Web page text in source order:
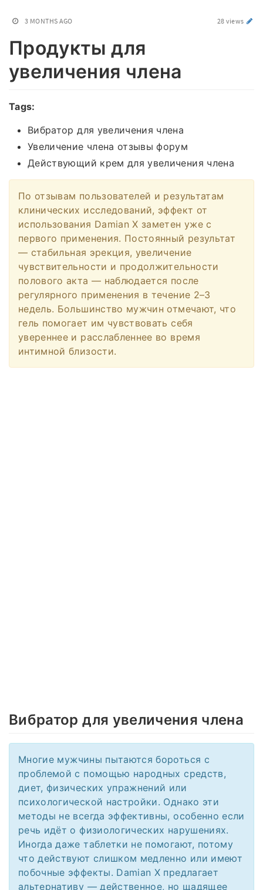
3 MONTHS AGO 28 views
Продукты для
увеличения члена
Tags:
Вибратор для увеличения члена
Увеличение члена отзывы форум
Действующий крем для увеличения члена
По отзывам пользователей и результатам
клинических исследований, эффект от
использования Damian X заметен уже с
первого применения. Постоянный результат
— стабильная эрекция, увеличение
чувствительности и продолжительности
полового акта — наблюдается после
регулярного применения в течение 2–3
недель. Большинство мужчин отмечают, что
гель помогает им чувствовать себя
увереннее и расслабленнее во время
интимной близости.
Вибратор для увеличения члена
Многие мужчины пытаются бороться с
проблемой с помощью народных средств,
диет, физических упражнений или
психологической настройки. Однако эти
методы не всегда эффективны, особенно если
речь идёт о физиологических нарушениях.
Иногда даже таблетки не помогают, потому
что действуют слишком медленно или имеют
побочные эффекты. Damian X предлагает
альтернативу — действенное, но щадящее